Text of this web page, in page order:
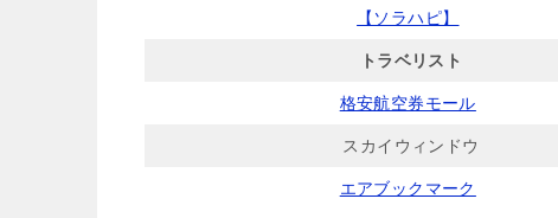
【ソラハピ】
トラベリスト
格安航空券モール
スカイウィンドウ
エアブックマーク